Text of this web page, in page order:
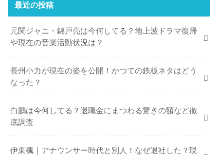
最近の投稿
元関ジャニ・錦戸亮は今何してる？地上波ドラマ復帰
や現在の音楽活動状況は？
長州小力が現在の姿を公開！かつての鉄板ネタはどう
なった？
白鵬は今何してる？退職金にまつわる驚きの額など徹
底調査
伊東楓｜アナウンサー時代と別人！なぜ退社した？現